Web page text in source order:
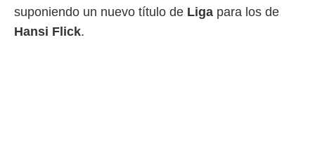
traten tus
suponiendo un nuevo título de Liga para los de
Hansi Flick.